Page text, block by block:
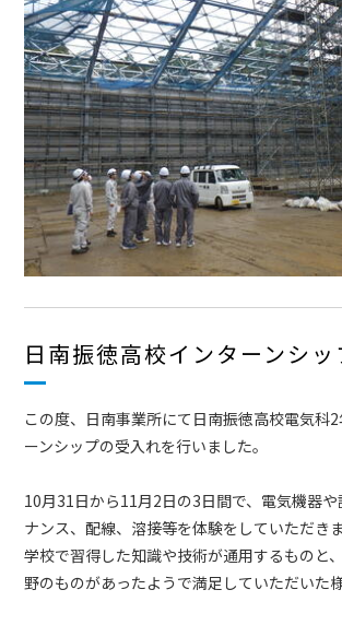
日南振徳高校インターンシッ
この度、日南事業所にて日南振徳高校電気科
ーンシップの受入れを行いました。
10月31日から11月2日の3日間で、電気機器
ナンス、配線、溶接等を体験をしていただきま
学校で習得した知識や技術が通用するものと
野のものがあったようで満足していただいた